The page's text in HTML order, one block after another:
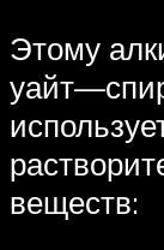
Этому
веществ: